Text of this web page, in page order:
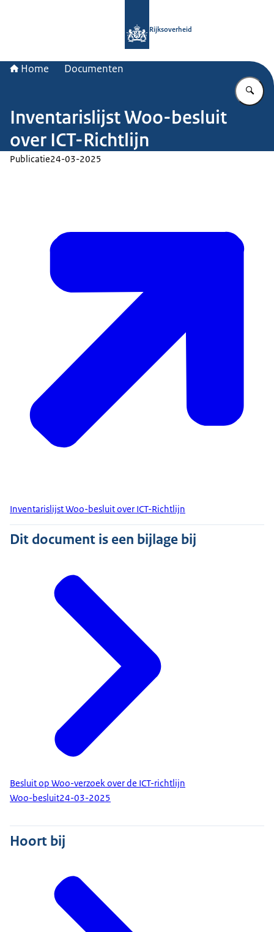
Rijksoverheid
Home Documenten
Inventarislijst Woo-besluit
over ICT-Richtlijn
Publicatie24-03-2025
Inventarislijst Woo-besluit over ICT-Richtlijn
Dit document is een bijlage bij
Besluit op Woo-verzoek over de ICT-richtlijn
Woo-besluit24-03-2025
Hoort bij